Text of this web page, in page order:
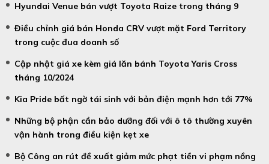
Hyundai Venue bán vượt Toyota Raize trong tháng 9
Điều chỉnh giá bán Honda CRV vượt mặt Ford Territory
trong cuộc đua doanh số
Cập nhật giá xe kèm giá lăn bánh Toyota Yaris Cross
tháng 10/2024
Kia Pride bất ngờ tái sinh với bản điện mạnh hơn tới 77%
Những bộ phận cần bảo dưỡng đối với ô tô thường xuyên
vận hành trong điều kiện kẹt xe
Bộ Công an rút đề xuất giảm mức phạt tiền vi phạm nồng